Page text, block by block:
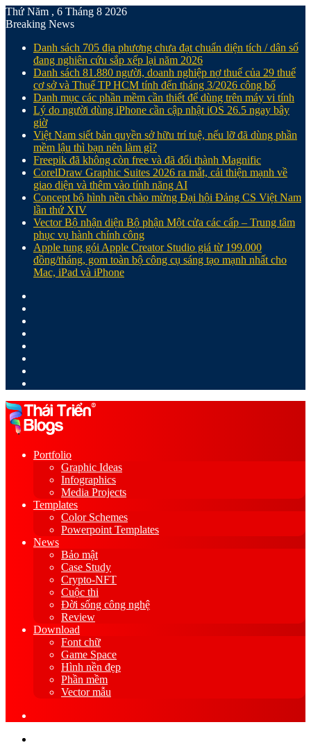
Thứ Năm , 6 Tháng 8 2026
Breaking News
Danh sách 705 địa phương chưa đạt chuẩn diện tích / dân số
đang nghiên cứu sắp xếp lại năm 2026
Danh sách 81.880‬ người, doanh nghiệp nợ thuế của 29 thuế
cơ sở và Thuế TP HCM tính đến tháng 3/2026 công bố
Danh mục các phần mềm cần thiết để dùng trên máy vi tính
Lý do người dùng iPhone cần cập nhật iOS 26.5 ngay bây
giờ
Việt Nam siết bản quyền sở hữu trí tuệ, nếu lỡ đã dùng phần
mềm lậu thì bạn nên làm gì?
Freepik đã không còn free và đã đổi thành Magnific
CorelDraw Graphic Suites 2026 ra mắt, cải thiện mạnh về
giao diện và thêm vào tính năng AI
Concept bộ hình nền chào mừng Đại hội Đảng CS Việt Nam
lần thứ XIV
Vector Bộ nhận diện Bộ phận Một cửa các cấp – Trung tâm
phục vụ hành chính công
Apple tung gói Apple Creator Studio giá từ 199.000
đồng/tháng, gom toàn bộ công cụ sáng tạo mạnh nhất cho
Mac, iPad và iPhone
Portfolio
Graphic Ideas
Infographics
Media Projects
Templates
Color Schemes
Powerpoint Templates
News
Bảo mật
Case Study
Crypto-NFT
Cuộc thi
Đời sống công nghệ
Review
Download
Font chữ
Game Space
Hình nền đẹp
Phần mềm
Vector mẫu